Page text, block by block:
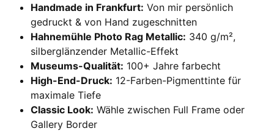
Handmade in Frankfurt: Von mir persönlich
gedruckt & von Hand zugeschnitten
Hahnemühle Photo Rag Metallic: 340 g/m²,
silberglänzender Metallic-Effekt
Museums-Qualität: 100+ Jahre farbecht
High-End-Druck: 12-Farben-Pigmenttinte für
maximale Tiefe
Classic Look: Wähle zwischen Full Frame oder
Gallery Border